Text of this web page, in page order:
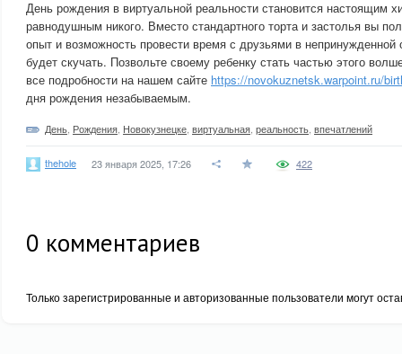
День рождения в виртуальной реальности становится настоящим
равнодушным никого. Вместо стандартного торта и застолья вы
опыт и возможность провести время с друзьями в непринужденной
будет скучать. Позвольте своему ребенку стать частью этого
все подробности на нашем сайте https://novokuznetsk.warpoint.ru/
дня рождения незабываемым.
День Рождения Новокузнецке виртуальная реальность впечатлений
thehole 23 января 2025, 17:26 422
0 комментариев
Только зарегистрированные и авторизованные пользователи могут